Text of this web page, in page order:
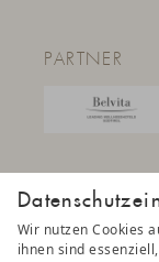
Wir nutzen Cookies
ihnen sind
PARTNER